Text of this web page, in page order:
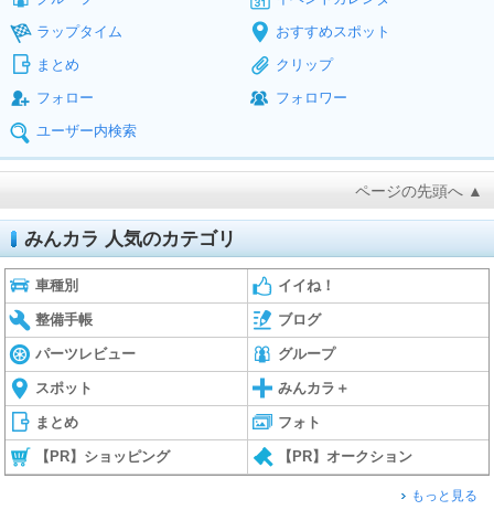
ラップタイム
おすすめスポット
まとめ
クリップ
フォロー
フォロワー
ユーザー内検索
ページの先頭へ ▲
みんカラ 人気のカテゴリ
車種別 イイね！
整備手帳 ブログ
パーツレビュー グループ
スポット みんカラ＋
まとめ フォト
【PR】ショッピング 【PR】オークション
もっと見る